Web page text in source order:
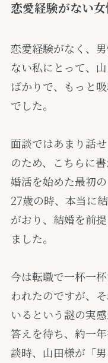
恋愛経験がない
恋愛経験がなく、
ない私にとって、
ばかりで、もっと
でした。
面談ではあまり話
のため、こちらに
婚活を始めた最初
27歳の時、本当に
がおり、結婚を前
ました。
今は転職で一杯一
われたのですが、
いるという謎の実
答えを待ち、約一
談時、山田様が「